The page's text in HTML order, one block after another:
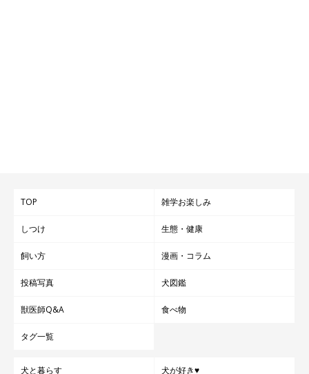
TOP 雑学お楽しみ
しつけ 生態・健康
飼い方 漫画・コラム
投稿写真 犬図鑑
獣医師Q&A 食べ物
タグ一覧
犬と暮らす 犬が好き♥